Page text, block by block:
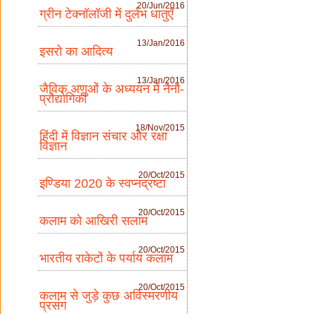
20/Jun/2016
ग्रीन टेक्नॉलॉजी में दुर्लभ धातुएँ
13/Jan/2016
इसरो का आदित्य
13/Jan/2016
जैविक अणुओं के अध्ययन में नैनौ-
प्रौद्योगिकी
18/Nov/2015
हिंदी में विज्ञान संचार और रक्षा
विज्ञान
20/Oct/2015
इण्डिया 2020 के स्वप्नद्रष्टा
20/Oct/2015
कलाम को आखिरी सलाम
20/Oct/2015
भारतीय राकेटों के पर्याय कलाम
20/Oct/2015
कलाम से जुड़े कुछ अविस्मरणीय
प्रसंग